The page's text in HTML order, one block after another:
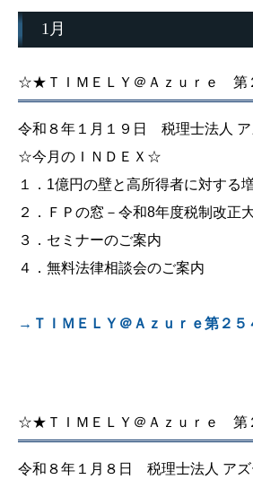
1月
☆★ＴＩＭＥＬＹ＠Ａｚｕｒｅ
令和８年１月１９日 税理士法人 ア
☆今月のＩＮＤＥＸ☆
１．1億円の壁と高所得者に対する
２．ＦＰの窓－令和8年度税制改正
３．セミナーのご案内
４．無料法律相談会のご案内
→ＴＩＭＥＬＹ＠Ａｚｕｒｅ第２５
☆★ＴＩＭＥＬＹ＠Ａｚｕｒｅ
令和８年１月８日 税理士法人 アズ